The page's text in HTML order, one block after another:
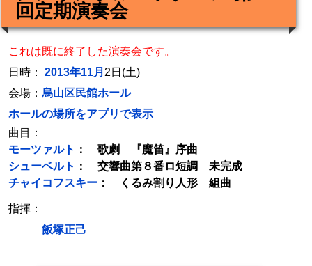
回定期演奏会
これは既に終了した演奏会です。
日時： 2013年11月 2日(土)
会場： 烏山区民館ホール
ホールの場所をアプリで表示
曲目：
モーツァルト ： 歌劇 『魔笛』序曲
シューベルト ： 交響曲第８番ロ短調 未完成
チャイコフスキー ： くるみ割り人形 組曲
指揮：
飯塚正己